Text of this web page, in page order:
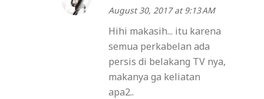
August 30, 2017 at 9:13 AM
Hihi makasih... itu karena
semua perkabelan ada
persis di belakang TV nya,
makanya ga keliatan
apa2..